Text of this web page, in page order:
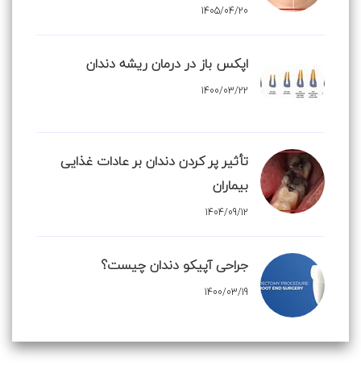
1405/04/20
اپکس باز در درمان ریشه دندان
1400/03/22
تأثیر پر کردن دندان بر عادات غذایی
بیماران
1404/09/12
جراحی آپیکو دندان چیست؟
1400/03/19